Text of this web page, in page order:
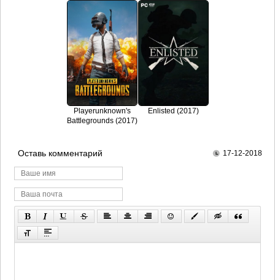
Playerunknown's
Battlegrounds (2017)
Enlisted (2017)
Оставь комментарий 17-12-2018